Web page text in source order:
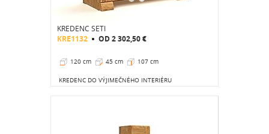
KREDENC SETI
KRE1132 OD2 302,50 €
120 cm 45 cm 107 cm
KREDENC DO VÝJIMEČNÉHO INTERIÉRU